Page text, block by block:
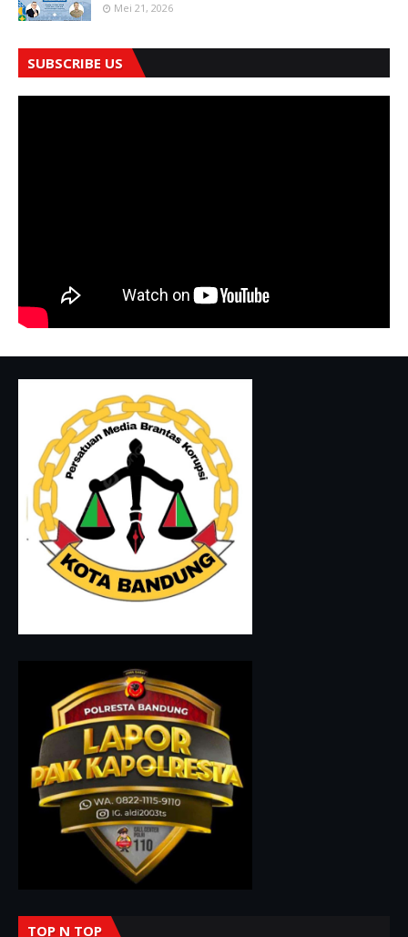
Mei 21, 2026
SUBSCRIBE US
TOP N TOP